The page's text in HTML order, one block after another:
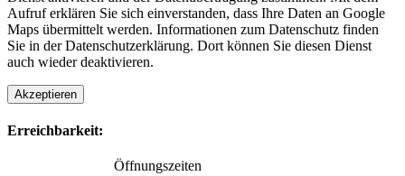
Aufruf erklären Sie sich einverstanden, dass Ihre Daten an Google
Maps übermittelt werden. Informationen zum Datenschutz finden
Sie in der Datenschutzerklärung. Dort können Sie diesen Dienst
auch wieder deaktivieren.
Akzeptieren
Erreichbarkeit:
Öffnungszeiten